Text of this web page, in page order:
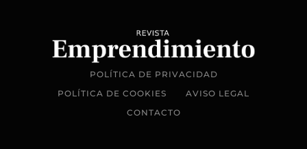
POLÍTICA DE PRIVACIDAD
POLÍTICA DE COOKIES
AVISO LEGAL
CONTACTO